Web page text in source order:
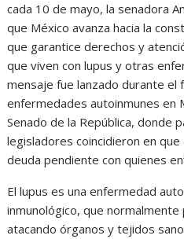
cada 10 de mayo, la senadora
que México avanza hacia la
que garantice derechos y
que viven con lupus y otras
mensaje fue lanzado durante el
enfermedades autoinmunes en
Senado de la República, donde
legisladores coincidieron en
deuda pendiente con quienes
El lupus es una enfermedad
inmunológico, que
atacando órganos y tejidos